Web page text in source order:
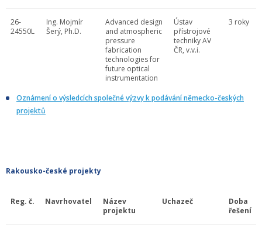
26-
24550L
Ing. Mojmír
Šerý, Ph.D.
Advanced design
and atmospheric
pressure
fabrication
technologies for
future optical
instrumentation
Ústav
přístrojové
techniky AV
ČR, v.v.i.
3 roky
Oznámení o výsledcích společné výzvy k podávání německo-českých
projektů
Rakousko-české projekty
Reg. č. Navrhovatel
Název
projektu
Uchazeč
Doba
řešení